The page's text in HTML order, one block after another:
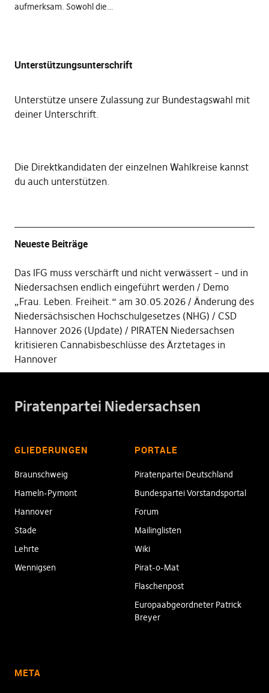
aufmerksam. Sowohl die…
Unterstützungsunterschrift
Unterstütze unsere Zulassung zur Bundestagswahl mit
deiner Unterschrift.
Die Direktkandidaten der einzelnen Wahlkreise kannst
du auch unterstützen.
Neueste Beiträge
Das IFG muss verschärft und nicht verwässert – und in
Niedersachsen endlich eingeführt werden
Demo
„Frau. Leben. Freiheit.“ am 30.05.2026
Änderung des
Niedersächsischen Hochschulgesetzes (NHG)
CSD
Hannover 2026 (Update)
PIRATEN Niedersachsen
kritisieren Cannabisbeschlüsse des Ärztetages in
Hannover
Piratenpartei Niedersachsen
GLIEDERUNGEN
Braunschweig
Hameln-Pymont
Hannover
Stade
Lehrte
Wennigsen
PORTALE
Piratenpartei Deutschland
Bundespartei Vorstandsportal
Forum
Mailinglisten
Wiki
Pirat-o-Mat
Flaschenpost
Europaabgeordneter Patrick
Breyer
META